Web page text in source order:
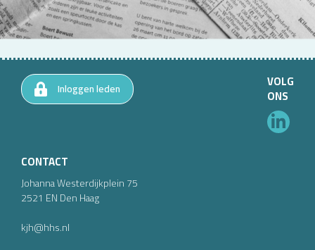
CONTACT
Johanna Westerdijkplein75
2521 ENDen Haag
kjh@hhs.nl
Inloggen leden VOLG
ONS